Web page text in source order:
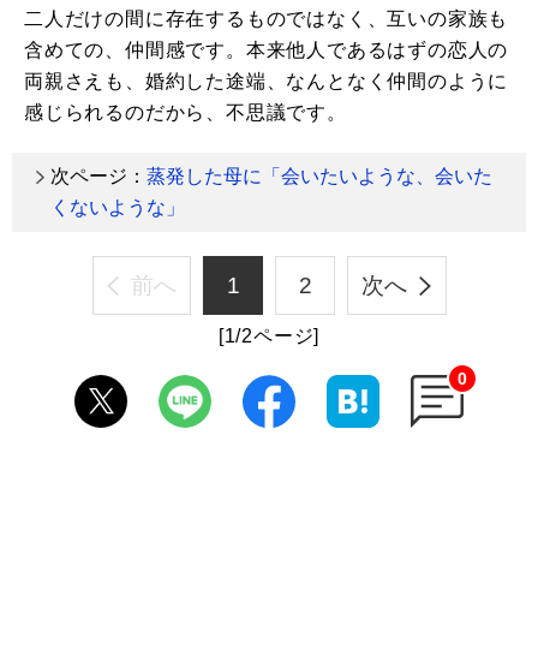
二人だけの間に存在するものではなく、互いの家族も
含めての、仲間感です。本来他人であるはずの恋人の
両親さえも、婚約した途端、なんとなく仲間のように
感じられるのだから、不思議です。
次ページ： 蒸発した母に「会いたいような、会いた
くないような」
前へ 1 2 次へ
[1/2ページ]
0